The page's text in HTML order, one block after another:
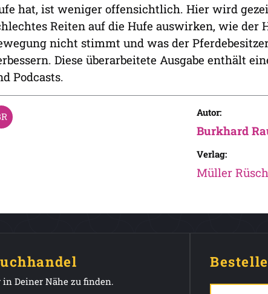
hat, ist weniger offensichtlich. Hier wird
Reiten auf die Hufe auswirken, wie der
nicht stimmt und was der
Diese überarbeitete Ausgabe enthält
Podcasts.
Autor:
Burkhard
Verlag:
Müller
Deiner Nähe zu finden.